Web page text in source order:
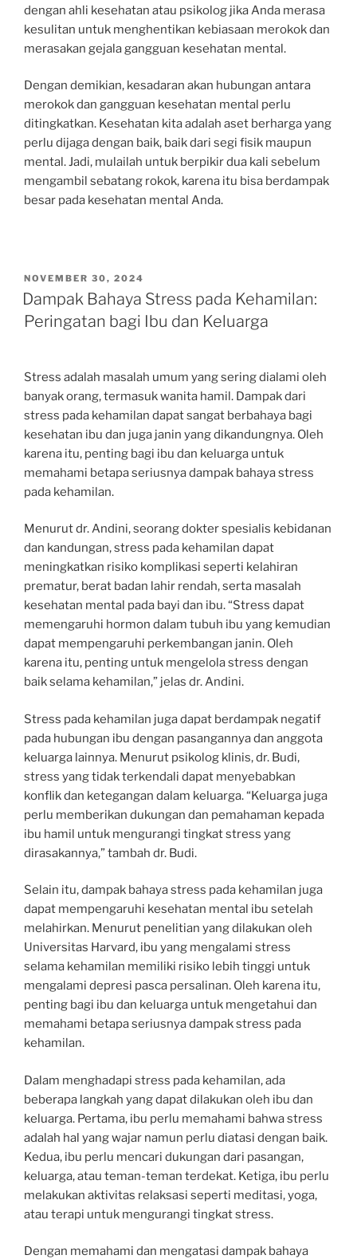
dengan ahli kesehatan atau psikolog jika Anda merasa
kesulitan untuk menghentikan kebiasaan merokok dan
merasakan gejala gangguan kesehatan mental.
Dengan demikian, kesadaran akan hubungan antara
merokok dan gangguan kesehatan mental perlu
ditingkatkan. Kesehatan kita adalah aset berharga yang
perlu dijaga dengan baik, baik dari segi fisik maupun
mental. Jadi, mulailah untuk berpikir dua kali sebelum
mengambil sebatang rokok, karena itu bisa berdampak
besar pada kesehatan mental Anda.
POSTED
ON
NOVEMBER 30, 2024
Dampak Bahaya Stress pada Kehamilan:
Peringatan bagi Ibu dan Keluarga
Stress adalah masalah umum yang sering dialami oleh
banyak orang, termasuk wanita hamil. Dampak dari
stress pada kehamilan dapat sangat berbahaya bagi
kesehatan ibu dan juga janin yang dikandungnya. Oleh
karena itu, penting bagi ibu dan keluarga untuk
memahami betapa seriusnya dampak bahaya stress
pada kehamilan.
Menurut dr. Andini, seorang dokter spesialis kebidanan
dan kandungan, stress pada kehamilan dapat
meningkatkan risiko komplikasi seperti kelahiran
prematur, berat badan lahir rendah, serta masalah
kesehatan mental pada bayi dan ibu. “Stress dapat
memengaruhi hormon dalam tubuh ibu yang kemudian
dapat mempengaruhi perkembangan janin. Oleh
karena itu, penting untuk mengelola stress dengan
baik selama kehamilan,” jelas dr. Andini.
Stress pada kehamilan juga dapat berdampak negatif
pada hubungan ibu dengan pasangannya dan anggota
keluarga lainnya. Menurut psikolog klinis, dr. Budi,
stress yang tidak terkendali dapat menyebabkan
konflik dan ketegangan dalam keluarga. “Keluarga juga
perlu memberikan dukungan dan pemahaman kepada
ibu hamil untuk mengurangi tingkat stress yang
dirasakannya,” tambah dr. Budi.
Selain itu, dampak bahaya stress pada kehamilan juga
dapat mempengaruhi kesehatan mental ibu setelah
melahirkan. Menurut penelitian yang dilakukan oleh
Universitas Harvard, ibu yang mengalami stress
selama kehamilan memiliki risiko lebih tinggi untuk
mengalami depresi pasca persalinan. Oleh karena itu,
penting bagi ibu dan keluarga untuk mengetahui dan
memahami betapa seriusnya dampak stress pada
kehamilan.
Dalam menghadapi stress pada kehamilan, ada
beberapa langkah yang dapat dilakukan oleh ibu dan
keluarga. Pertama, ibu perlu memahami bahwa stress
adalah hal yang wajar namun perlu diatasi dengan baik.
Kedua, ibu perlu mencari dukungan dari pasangan,
keluarga, atau teman-teman terdekat. Ketiga, ibu perlu
melakukan aktivitas relaksasi seperti meditasi, yoga,
atau terapi untuk mengurangi tingkat stress.
Dengan memahami dan mengatasi dampak bahaya